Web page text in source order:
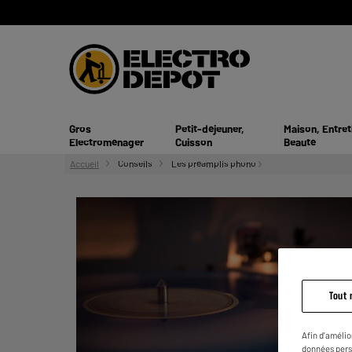
Gros
Electroménager
Petit-déjeuner,
Cuisson
Maison,
Beauté
Accueil Conseils Les préamplis phono
Tout
Afin
données